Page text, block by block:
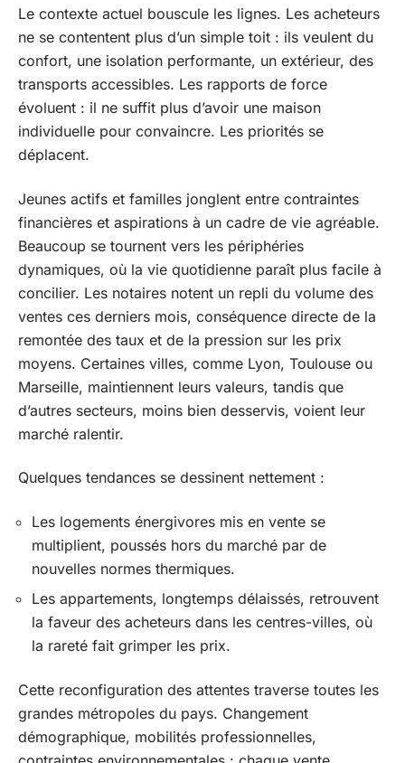
Le contexte actuel bouscule les lignes. Les acheteurs
ne se contentent plus d’un simple toit : ils veulent du
confort, une isolation performante, un extérieur, des
transports accessibles. Les rapports de force
évoluent : il ne suffit plus d’avoir une maison
individuelle pour convaincre. Les priorités se
déplacent.
Jeunes actifs et familles jonglent entre contraintes
financières et aspirations à un cadre de vie agréable.
Beaucoup se tournent vers les périphéries
dynamiques, où la vie quotidienne paraît plus facile à
concilier. Les notaires notent un repli du volume des
ventes ces derniers mois, conséquence directe de la
remontée des taux et de la pression sur les prix
moyens. Certaines villes, comme Lyon, Toulouse ou
Marseille, maintiennent leurs valeurs, tandis que
d’autres secteurs, moins bien desservis, voient leur
marché ralentir.
Quelques tendances se dessinent nettement :
Les logements énergivores mis en vente se
multiplient, poussés hors du marché par de
nouvelles normes thermiques.
Les appartements, longtemps délaissés, retrouvent
la faveur des acheteurs dans les centres-villes, où
la rareté fait grimper les prix.
Cette reconfiguration des attentes traverse toutes les
grandes métropoles du pays. Changement
démographique, mobilités professionnelles,